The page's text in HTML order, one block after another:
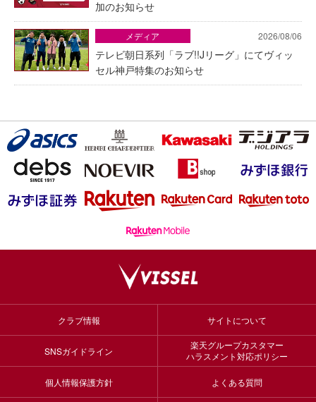
加のお知らせ
2026/08/06
テレビ朝日系列「ラブ!!Jリーグ」にてヴィッ
セル神戸特集のお知らせ
メディア
クラブ情報 サイトについて
SNSガイドライン
楽天グループカスタマー
ハラスメント対応ポリシー
個人情報保護方針 よくある質問